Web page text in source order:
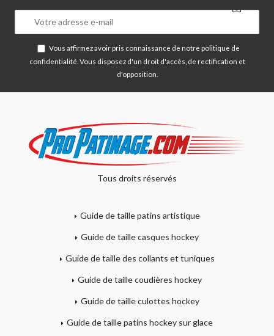
Vous affirmez avoir pris connaissance de notre politique de
confidentialité . Vous disposez d'un droit d'accès, de rectification et
d'opposition.
Tous droits réservés
Guide de taille patins artistique
Guide de taille casques hockey
Guide de taille des collants et tuniques
Guide de taille coudières hockey
Guide de taille culottes hockey
Guide de taille patins hockey sur glace